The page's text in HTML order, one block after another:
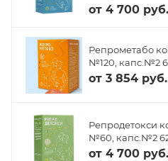
от 4 700 руб.
Репрометабо
№120, капс.№2
от 3 854 руб.
Репродетокси
№60, капс.№2
от 4 700 руб.